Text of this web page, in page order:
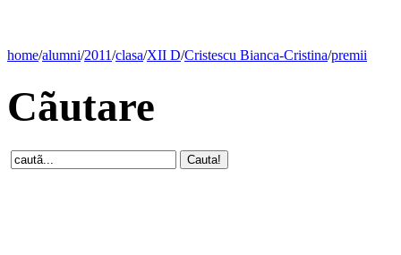
home/alumni/2011/clasa/XII D/Cristescu Bianca-Cristina/premii
Cãutare